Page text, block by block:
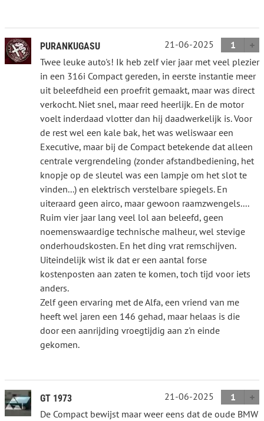
PURANKUGASU 21-06-2025
1
Twee leuke auto's! Ik heb zelf vier jaar met veel plezier
in een 316i Compact gereden, in eerste instantie meer
uit beleefdheid een proefrit gemaakt, maar was direct
verkocht. Niet snel, maar reed heerlijk. En de motor
voelt inderdaad vlotter dan hij daadwerkelijk is. Voor
de rest wel een kale bak, het was weliswaar een
Executive, maar bij de Compact betekende dat alleen
centrale vergrendeling (zonder afstandbediening, het
knopje op de sleutel was een lampje om het slot te
vinden...) en elektrisch verstelbare spiegels. En
uiteraard geen airco, maar gewoon raamzwengels....
Ruim vier jaar lang veel lol aan beleefd, geen
noemenswaardige technische malheur, wel stevige
onderhoudskosten. En het ding vrat remschijven.
Uiteindelijk wist ik dat er een aantal forse
kostenposten aan zaten te komen, toch tijd voor iets
anders.
Zelf geen ervaring met de Alfa, een vriend van me
heeft wel jaren een 146 gehad, maar helaas is die
door een aanrijding vroegtijdig aan z'n einde
gekomen.
GT 1973 21-06-2025
1
De Compact bewijst maar weer eens dat de oude BMW